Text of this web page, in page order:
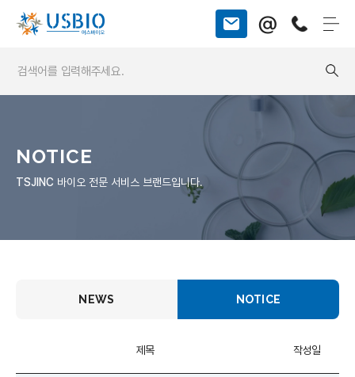
@
NOTICE
TSJINC 바이오 전문 서비스 브랜드입니다.
NEWS NOTICE
제목 작성일